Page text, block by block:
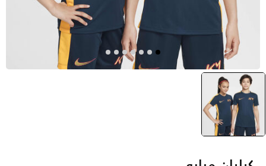
selected
أزرق